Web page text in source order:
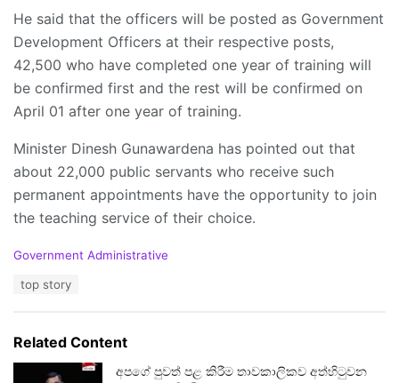
He said that the officers will be posted as Government
Development Officers at their respective posts,
42,500 who have completed one year of training will
be confirmed first and the rest will be confirmed on
April 01 after one year of training.
Minister Dinesh Gunawardena has pointed out that
about 22,000 public servants who receive such
permanent appointments have the opportunity to join
the teaching service of their choice.
C
o
r
i
Government Administrative
:
top story
Related Content
අපගේ පුවත් පළ කිරීම තාවකාලිකව අත්හිටුවන